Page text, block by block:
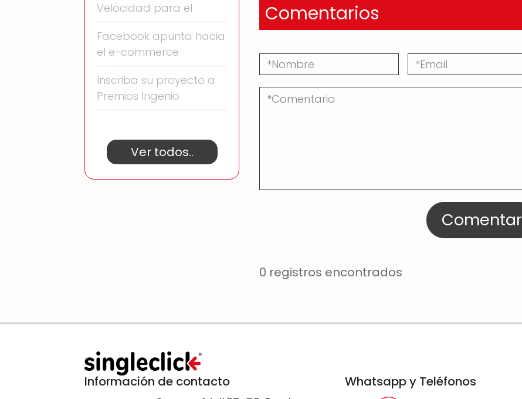
Velocidad para el
Facebook apunta hacia
el e-commerce
Inscriba su proyecto a
Premios Ingenio
Ver todos..
Comentarios
Comentar
0 registros encontrados
Información de contacto
Whatsapp y Teléfonos